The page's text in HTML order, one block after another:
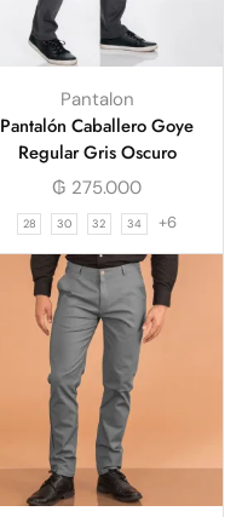
Pantalon
Pantalón Caballero Goye
Regular Gris Oscuro
₲ 275.000
28 30 32 34 +6